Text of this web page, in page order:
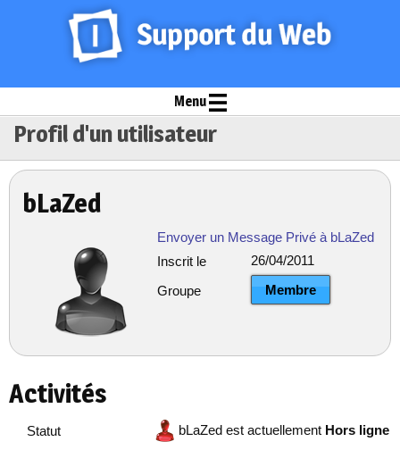
Menu
Profil d'un utilisateur
bLaZed
Envoyer un Message Privé à bLaZed
Inscrit le
26/04/2011
Groupe Membre
Activités
Statut bLaZed est actuellement Hors ligne